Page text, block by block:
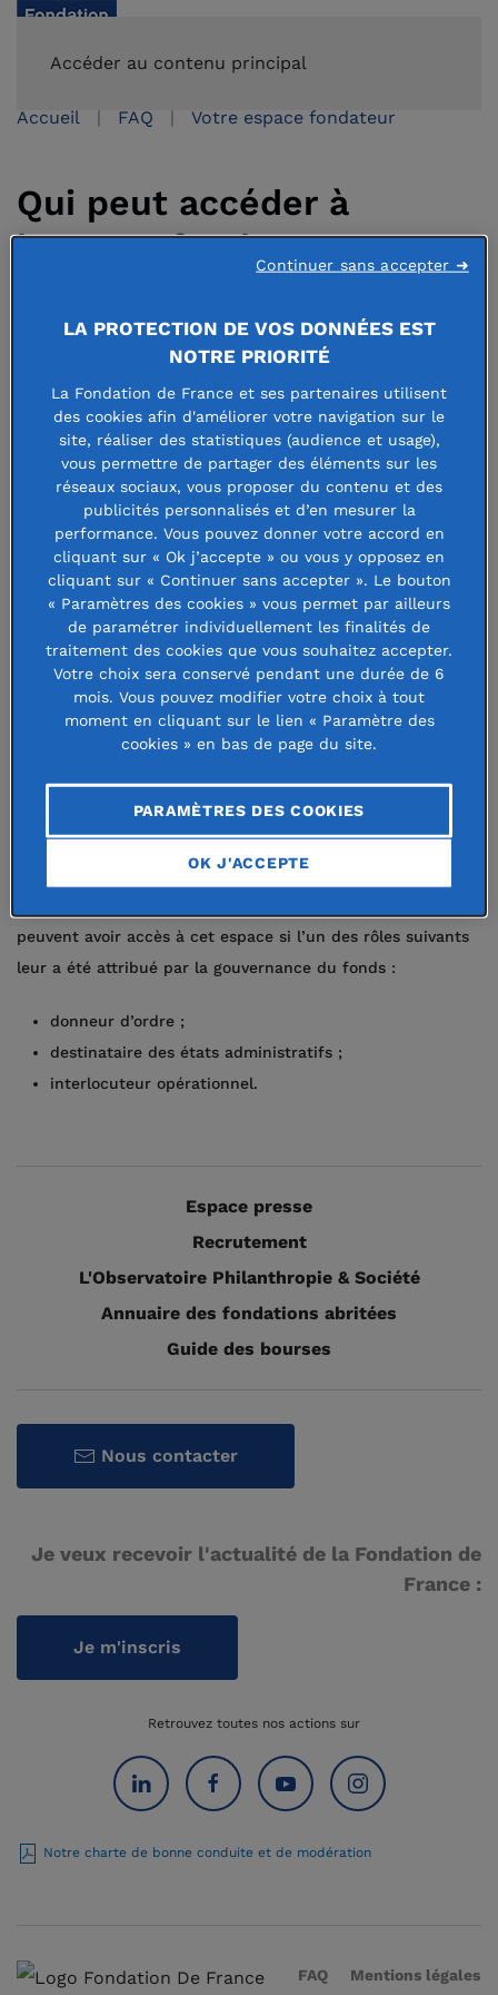
Accéder au contenu principal
Accueil FAQ Votre espace fondateur
Qui peut accéder à
l’espace fondateur ?
29 juin 2021
L’espace fondateur de la Fondation de France permet de
gérer safondation abritéegrâce à des outils spécifiques :
suivi comptable, administratif, agenda, FAQ, annuaire en
ligne et mise en contact. Mais pour qui cet espace
fondateur est-il conçu et qui peut y avoir accès ?
Donner plusieurs accès à l’espace
fondateur ?
En premier lieu, l’espace fondateur de la Fondation de
fondateurs des fondations
abritées. Les fonctionnalités et services développés sont
spécialement pensés pour leur permettre de gérer plus
peuvent avoir accès à cet espace si l’un des rôles suivants
leur a été attribué par la gouvernance du fonds :
donneur d’ordre ;
destinataire des états administratifs ;
interlocuteur opérationnel.
Espace presse
Recrutement
L'Observatoire Philanthropie & Société
Annuaire des fondations abritées
Guide des bourses
Nous contacter
Je veux recevoir l'actualité de la Fondation de
France :
Je m'inscris
Retrouvez toutes nos actions sur
Notre charte de bonne conduite et de modération
FAQ Mentions légales
LA PROTECTION DE VOS DONNÉES EST
NOTRE PRIORITÉ
La Fondation de France et ses partenaires utilisent
des cookies afin d'améliorer votre navigation sur le
site, réaliser des statistiques (audience et usage),
vous permettre de partager des éléments sur les
réseaux sociaux, vous proposer du contenu et des
publicités personnalisés et d’en mesurer la
performance. Vous pouvez donner votre accord en
cliquant sur « Ok j’accepte » ou vous y opposez en
cliquant sur « Continuer sans accepter ». Le bouton
« Paramètres des cookies » vous permet par ailleurs
de paramétrer individuellement les finalités de
traitement des cookies que vous souhaitez accepter.
Votre choix sera conservé pendant une durée de 6
mois. Vous pouvez modifier votre choix à tout
moment en cliquant sur le lien « Paramètre des
cookies » en bas de page du site.
PARAMÈTRES DES COOKIES
OK J'ACCEPTE
Continuer sans accepter ➜